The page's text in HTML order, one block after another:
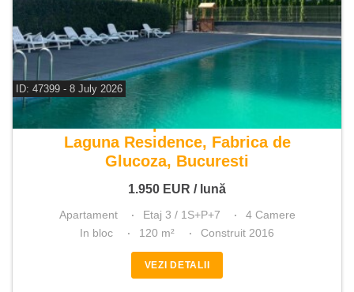
ID: 47399 - 8 July 2026
De inchiriat apartament 4 camere
Laguna Residence, Fabrica de
Glucoza, Bucuresti
1.950 EUR / lună
Apartament Etaj 3 / 1S+P+7
4 Camere
In bloc
120 m² Construit 2016
VEZI DETALII